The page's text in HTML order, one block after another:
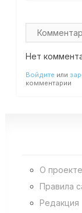
Нет
Войдите или
комментарии
О проекте
Правила
Редакция